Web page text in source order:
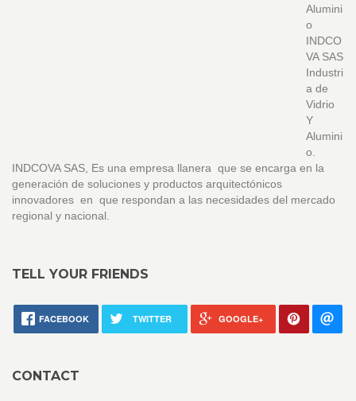
Alumini
o
INDCO
VA SAS
Industri
a de
Vidrio
Y
Alumini
o.
INDCOVA SAS, Es una empresa llanera que se encarga en la
generación de soluciones y productos arquitectónicos
innovadores en que respondan a las necesidades del mercado
regional y nacional.
TELL YOUR FRIENDS
FACEBOOK TWITTER GOOGLE+
CONTACT